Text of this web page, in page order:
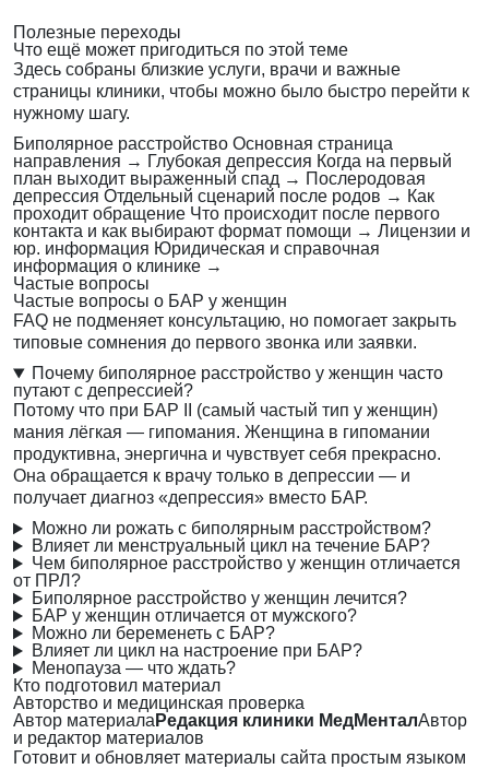
Полезные переходы
Что ещё может пригодиться по этой теме
Здесь собраны близкие услуги, врачи и важные
страницы клиники, чтобы можно было быстро перейти к
нужному шагу.
Биполярное расстройство Основная страница
направления → Глубокая депрессия Когда на первый
план выходит выраженный спад → Послеродовая
депрессия Отдельный сценарий после родов → Как
проходит обращение Что происходит после первого
контакта и как выбирают формат помощи → Лицензии и
юр. информация Юридическая и справочная
информация о клинике →
Частые вопросы
Частые вопросы о БАР у женщин
FAQ не подменяет консультацию, но помогает закрыть
типовые сомнения до первого звонка или заявки.
Почему биполярное расстройство у женщин часто
путают с депрессией?
Потому что при БАР II (самый частый тип у женщин)
мания лёгкая — гипомания. Женщина в гипомании
продуктивна, энергична и чувствует себя прекрасно.
Она обращается к врачу только в депрессии — и
получает диагноз «депрессия» вместо БАР.
Можно ли рожать с биполярным расстройством?
Влияет ли менструальный цикл на течение БАР?
Чем биполярное расстройство у женщин отличается
от ПРЛ?
Биполярное расстройство у женщин лечится?
БАР у женщин отличается от мужского?
Можно ли беременеть с БАР?
Влияет ли цикл на настроение при БАР?
Менопауза — что ждать?
Кто подготовил материал
Авторство и медицинская проверка
Автор материала Редакция клиники МедМенталАвтор
и редактор материалов
Готовит и обновляет материалы сайта простым языком